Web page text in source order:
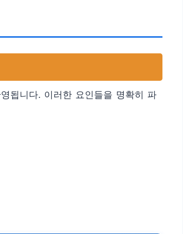
됩니다. 이러한 요인들을 명확히 파